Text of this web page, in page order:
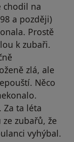
chodil na
a později)
Prostě
k zubaři.
zlá, ale
Něco
Za ta léta
zubařů, že
vyhýbal.